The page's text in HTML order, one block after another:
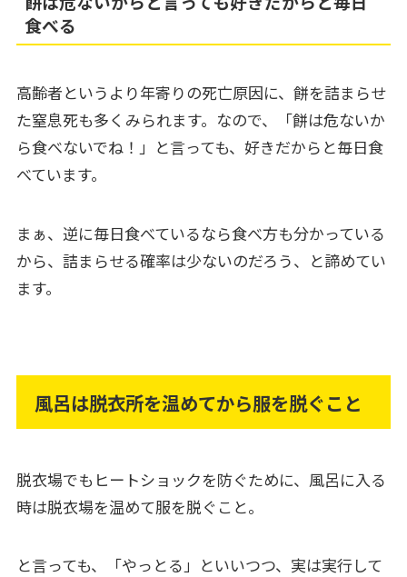
食べる
高齢者というより年寄りの死亡原因に、餅を詰まらせ
た窒息死も多くみられます。なので、「餅は危ないか
ら食べないでね！」と言っても、好きだからと毎日食
べています。
まぁ、逆に毎日食べているなら食べ方も分かっている
から、詰まらせる確率は少ないのだろう、と諦めてい
ます。
風呂は脱衣所を温めてから服を脱ぐこと
脱衣場でもヒートショックを防ぐために、風呂に入る
時は脱衣場を温めて服を脱ぐこと。
と言っても、「やっとる」といいつつ、実は実行して